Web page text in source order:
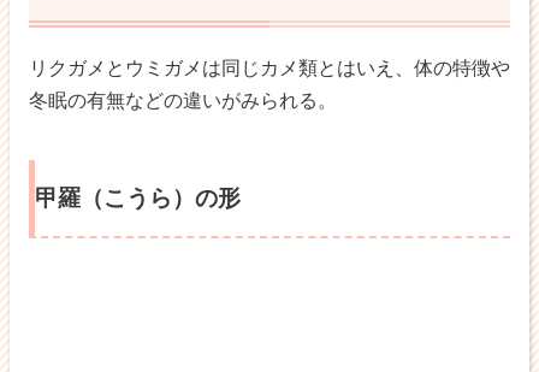
リクガメとウミガメは同じカメ類とはいえ、体の特徴や
冬眠の有無などの違いがみられる。
甲羅（こうら）の形